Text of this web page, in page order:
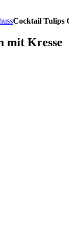
Cocktail Tulips
mit Kresse